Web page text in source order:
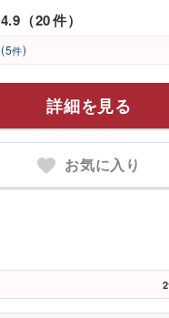
4.9 （20件）
(5件)
詳細を見る
お気に入り
2